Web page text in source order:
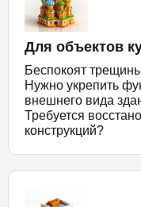
Для объектов
Беспокоят
Нужно укрепить
внешнего вида
Требуется
конструкций?